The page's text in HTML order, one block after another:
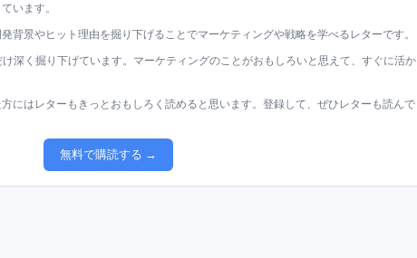
います。
背景やヒット理由を掘り下げることでマーケティングや戦略を学べるレターです。
深く掘り下げています。マーケティングのことがおもしろいと思えて、すぐに活か
にはレターもきっとおもしろく読めると思います。登録して、ぜひレターも読んで
無料で購読する →